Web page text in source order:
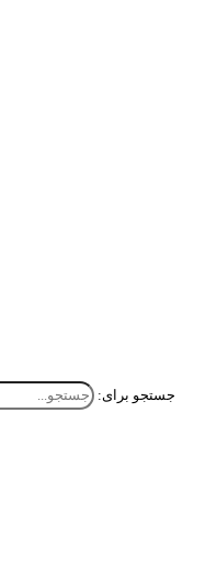
جستجو برای: